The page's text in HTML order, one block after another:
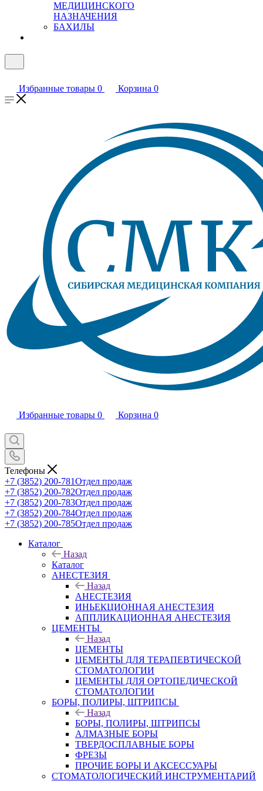
МЕДИЦИНСКОГО
НАЗНАЧЕНИЯ
БАХИЛЫ
Избранные товары 0 Корзина 0
Избранные товары 0 Корзина 0
Телефоны
+7 (3852) 200-781Отдел продаж
+7 (3852) 200-782Отдел продаж
+7 (3852) 200-783Отдел продаж
+7 (3852) 200-784Отдел продаж
+7 (3852) 200-785Отдел продаж
Каталог
Назад
Каталог
АНЕСТЕЗИЯ
Назад
АНЕСТЕЗИЯ
ИНЬЕКЦИОННАЯ АНЕСТЕЗИЯ
АППЛИКАЦИОННАЯ АНЕСТЕЗИЯ
ЦЕМЕНТЫ
Назад
ЦЕМЕНТЫ
ЦЕМЕНТЫ ДЛЯ ТЕРАПЕВТИЧЕСКОЙ
СТОМАТОЛОГИИ
ЦЕМЕНТЫ ДЛЯ ОРТОПЕДИЧЕСКОЙ
СТОМАТОЛОГИИ
БОРЫ, ПОЛИРЫ, ШТРИПСЫ
Назад
БОРЫ, ПОЛИРЫ, ШТРИПСЫ
АЛМАЗНЫЕ БОРЫ
ТВЕРДОСПЛАВНЫЕ БОРЫ
ФРЕЗЫ
ПРОЧИЕ БОРЫ И АКСЕССУАРЫ
СТОМАТОЛОГИЧЕСКИЙ ИНСТРУМЕНТАРИЙ